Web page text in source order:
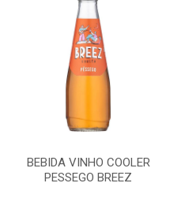
BEBIDA VINHO COOLER
PESSEGO BREEZ